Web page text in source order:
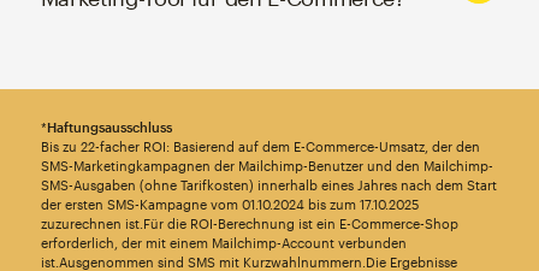
*Haftungsausschluss
Bis zu 22-facher ROI: Basierend auf dem E-Commerce-Umsatz, der den
SMS-Marketingkampagnen der Mailchimp-Benutzer und den Mailchimp-
SMS-Ausgaben (ohne Tarifkosten) innerhalb eines Jahres nach dem Start
der ersten SMS-Kampagne vom 01.10.2024 bis zum 17.10.2025
zuzurechnen ist.Für die ROI-Berechnung ist ein E-Commerce-Shop
erforderlich, der mit einem Mailchimp-Account verbunden
ist.Ausgenommen sind SMS mit Kurzwahlnummern.Die Ergebnisse